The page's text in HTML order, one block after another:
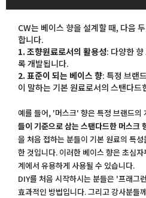
CW는 베이스 향을 설계할 때, 다음
합니다.
1. 조향원료로서의 활용성: 다양한
록 개발됩니다.
2. 표준이 되는 베이스 향: 특정 브랜
이 말하는 기본 원료로서의 스탠다드
예를 들어, '머스크' 향은 특정 브랜드의
들이 기준으로 삼는 스탠다드한 머스크
을 처음 접하는 분들이 기본 원료의 특
한 것입니다. 이러한 베이스 향은 초심
계에서 유용하게 사용될 수 있습니다.
DIY를 처음 시작하시는 분들은 '프래그
효과적인 방법입니다. 그리고 강사분들